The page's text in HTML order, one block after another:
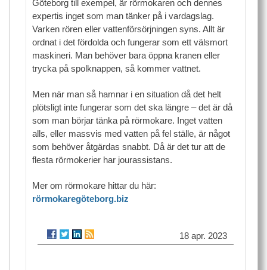
Göteborg till exempel, är rörmokaren och dennes
expertis inget som man tänker på i vardagslag.
Varken rören eller vattenförsörjningen syns. Allt är
ordnat i det fördolda och fungerar som ett välsmort
maskineri. Man behöver bara öppna kranen eller
trycka på spolknappen, så kommer vattnet.
Men när man så hamnar i en situation då det helt
plötsligt inte fungerar som det ska längre – det är då
som man börjar tänka på rörmokare. Inget vatten
alls, eller massvis med vatten på fel ställe, är något
som behöver åtgärdas snabbt. Då är det tur att de
flesta rörmokerier har jourassistans.
Mer om rörmokare hittar du här:
rörmokaregöteborg.biz
18 apr. 2023